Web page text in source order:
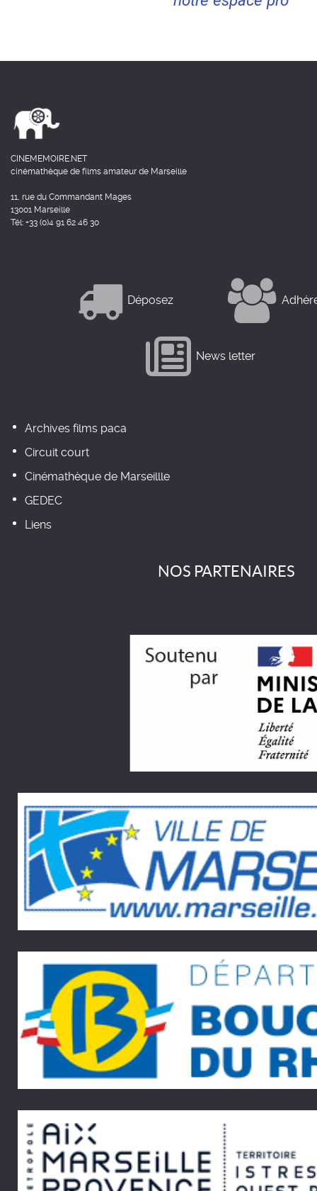
CINEMEMOIRE.NET
cinémathèque de films amateur de Marseille
11, rue du Commandant Mages
13001 Marseille
Tél: +33 (0)4 91 62 46 30
Déposez
News letter
Archives films paca
Circuit court
Cinémathèque de Marseillle
GEDEC
Liens
NOS PARTENAIRES